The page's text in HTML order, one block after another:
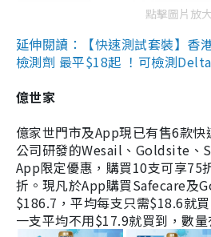
點擊圖片放大
延伸閱讀：【快速測試套裝】香
檢測劑 最平$18起 ！可檢測
億世家
億家世門市及App現已有售6款
公司研發的Wesail、Goldsite、
App限定優惠，購買10支可享75
折。現凡於App購買Safecare及
$186.7，平均每支只需$18.6就
一支平均不用$17.9就買到，數量